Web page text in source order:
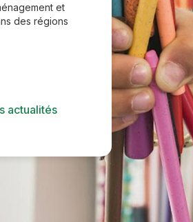
et
des régions
actualités